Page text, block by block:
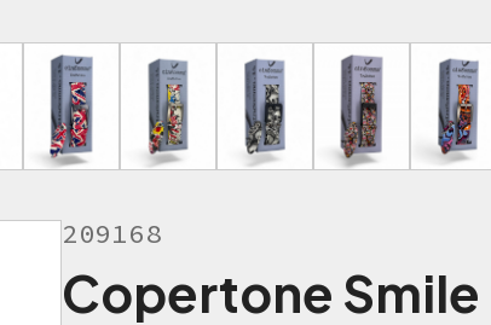
209168
Copertone Smile